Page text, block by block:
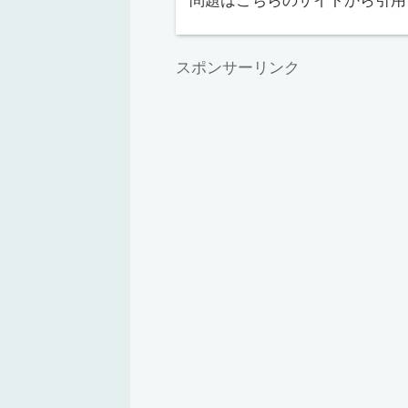
スポンサーリンク